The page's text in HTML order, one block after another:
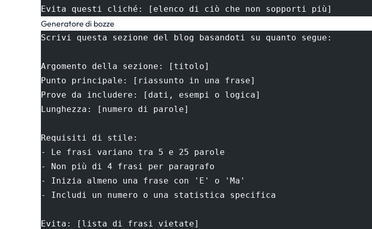
Evita questi cliché: [elenco di ciò che non sopporti più]
Generatore di bozze
Scrivi questa sezione del blog basandoti su quanto segue:
Argomento della sezione: [titolo]
Punto principale: [riassunto in una frase]
Prove da includere: [dati, esempi o logica]
Lunghezza: [numero di parole]
Requisiti di stile:
- Le frasi variano tra 5 e 25 parole
- Non più di 4 frasi per paragrafo
- Inizia almeno una frase con 'E' o 'Ma'
- Includi un numero o una statistica specifica
Evita: [lista di frasi vietate]